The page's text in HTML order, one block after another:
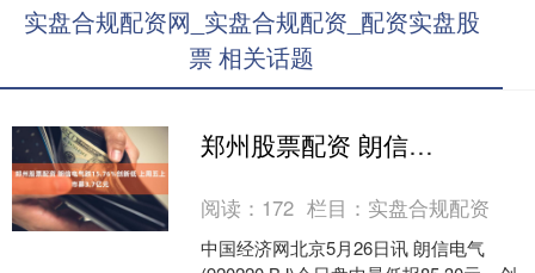
实盘合规配资网_实盘合规配资_配资实盘股
票 相关话题
郑州股票配资 朗信电气跌15.76%创新低 上周五上市募3.7亿元
阅读： 172 栏目： 实盘合规配资
中国经济网北京5月26日讯 朗信电气